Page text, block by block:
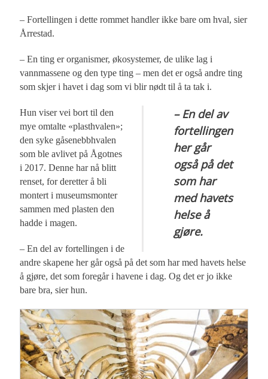
– Fortellingen i dette rommet handler ikke bare om hval, sier
Årrestad.
– En ting er organismer, økosystemer, de ulike lag i
vannmassene og den type ting – men det er også andre ting
som skjer i havet i dag som vi blir nødt til å ta tak i.
– En del av
fortellingen
her går
også på det
som har
med havets
helse å
gjøre.
Hun viser vei bort til den
mye omtalte «plasthvalen»;
den syke gåsenebbhvalen
som ble avlivet på Ågotnes
i 2017. Denne har nå blitt
renset, for deretter å bli
montert i museumsmonter
sammen med plasten den
hadde i magen.
– En del av fortellingen i de
andre skapene her går også på det som har med havets helse
å gjøre, det som foregår i havene i dag. Og det er jo ikke
bare bra, sier hun.